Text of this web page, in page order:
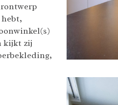
kijkt zij